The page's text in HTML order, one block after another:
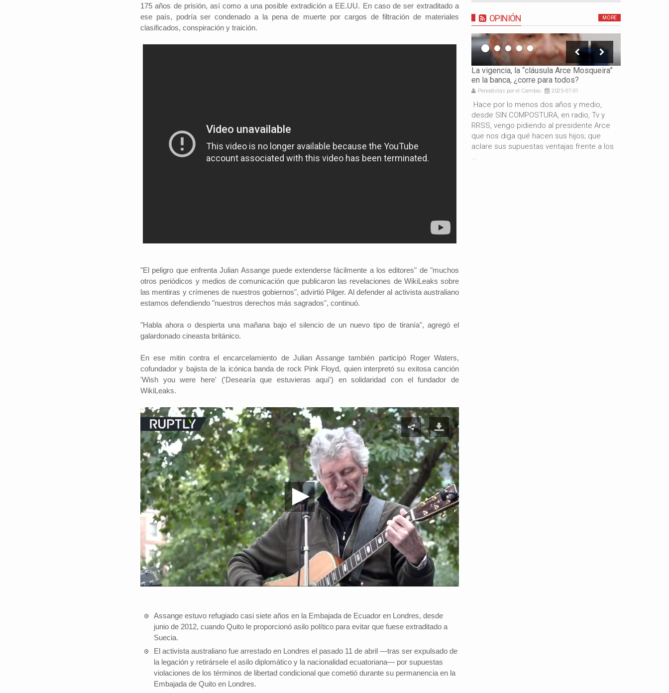
175 años de prisión, así como a una posible extradición a EE.UU. En caso de ser extraditado a
ese país, podría ser condenado a la pena de muerte por cargos de filtración de materiales
clasificados, conspiración y traición.
"El peligro que enfrenta Julian Assange puede extenderse fácilmente a los editores" de "muchos
otros periódicos y medios de comunicación que publicaron las revelaciones de WikiLeaks sobre
las mentiras y crímenes de nuestros gobiernos", advirtió Pilger. Al defender al activista australiano
estamos defendiendo "nuestros derechos más sagrados", continuó.
"Habla ahora o despierta una mañana bajo el silencio de un nuevo tipo de tiranía", agregó el
galardonado cineasta británico.
En ese mitin contra el encarcelamiento de Julian Assange también participó Roger Waters,
cofundador y bajista de la icónica banda de rock Pink Floyd, quien interpretó su exitosa canción
'Wish you were here' ('Desearía que estuvieras aquí') en solidaridad con el fundador de
WikiLeaks.
Assange estuvo refugiado casi siete años en la Embajada de Ecuador en Londres, desde
junio de 2012, cuando Quito le proporcionó asilo político para evitar que fuese extraditado a
Suecia.
El activista australiano fue arrestado en Londres el pasado 11 de abril —tras ser expulsado de
la legación y retirársele el asilo diplomático y la nacionalidad ecuatoriana— por supuestas
violaciones de los términos de libertad condicional que cometió durante su permanencia en la
Embajada de Quito en Londres.
OPINIÓN MORE
tercio del producto interno bruto (PIB)
nacional y está basada en la producci...
Investigaciones Sociológicas (IDI...
La vigencia, la “cláusula Arce Mosqueira”
en la banca, ¿corre para todos?
Periodistas por el Cambio 2025-07-01
Hace por lo menos dos años y medio,
desde SIN COMPOSTURA, en radio, Tv y
RRSS, vengo pidiendo al presidente Arce
que nos diga qué hacen sus hijos; que
aclare sus supuestas ventajas frente a los
...